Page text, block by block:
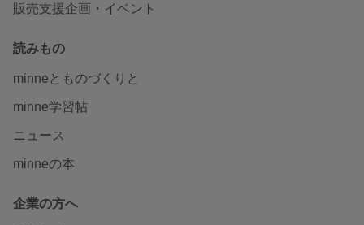
販売支援企画・イベント
読みもの
minneとものづくりと
minne学習帖
ニュース
minneの本
企業の方へ